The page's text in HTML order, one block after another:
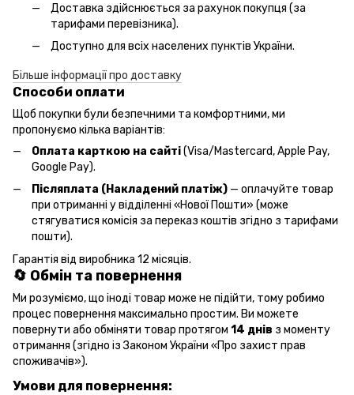
Доставка здійснюється за рахунок покупця (за
тарифами перевізника).
Доступно для всіх населених пунктів України.
Більше інформації про доставку
Способи оплати
Щоб покупки були безпечними та комфортними, ми
пропонуємо кілька варіантів:
Оплата карткою на сайті(Visa/Mastercard, Apple Pay,
Google Pay).
Післяплата (Накладений платіж) — оплачуйте товар
при отриманні у відділенні «Нової Пошти» (може
стягуватися комісія за переказ коштів згідно з тарифами
пошти).
Гарантія від виробника 12 місяців.
🔄 Обмін та повернення
Ми розуміємо, що іноді товар може не підійти, тому робимо
процес повернення максимально простим. Ви можете
повернути або обміняти товар протягом 14 днів з моменту
отримання (згідно із Законом України «Про захист прав
споживачів»).
Умови для повернення: